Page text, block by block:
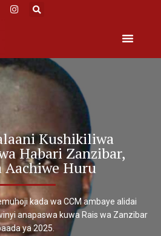
Kushikiliwa
Habari Zanzibar,
Aachiwe Huru
kada wa CCM ambaye alidai
anapaswa kuwa Rais wa Zanzibar
ya 2025.